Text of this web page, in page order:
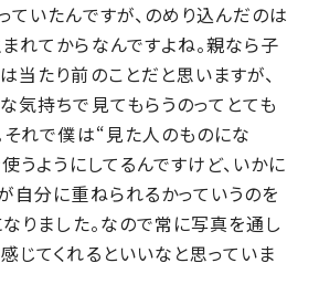
ていたんですが、のめり込んだのは
れてからなんですよね。親なら子
当たり前のことだと思いますが、
気持ちで見てもらうのってとても
それで僕は“見た人のものにな
うようにしてるんですけど、いかに
自分に重ねられるかっていうのを
りました。なので常に写真を通し
じてくれるといいなと思っていま